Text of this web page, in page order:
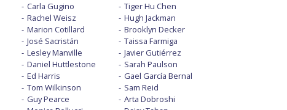
Carla Gugino
Rachel Weisz
Marion Cotillard
José Sacristán
Lesley Manville
Daniel Huttlestone
Ed Harris
Tom Wilkinson
Guy Pearce
Tiger Hu Chen
Hugh Jackman
Brooklyn Decker
Taissa Farmiga
Javier Gutiérrez
Sarah Paulson
Gael García Bernal
Sam Reid
Arta Dobroshi